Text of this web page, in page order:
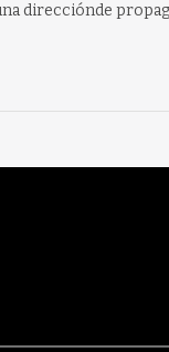
direcciónde